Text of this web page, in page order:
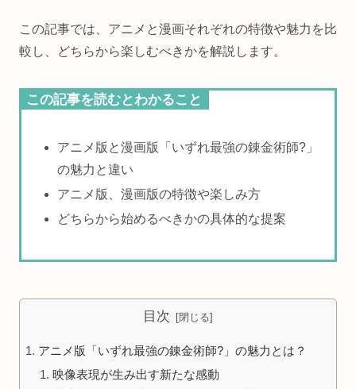
この記事では、アニメと漫画それぞれの特徴や魅力を比
較し、どちらから楽しむべきかを解説します。
この記事を読むとわかること
アニメ版と漫画版「いずれ最強の錬金術師?」
の魅力と違い
アニメ版、漫画版の特徴や楽しみ方
どちらから始めるべきかの具体的な提案
目次
アニメ版「いずれ最強の錬金術師?」の魅力とは？
映像表現が生み出す新たな感動